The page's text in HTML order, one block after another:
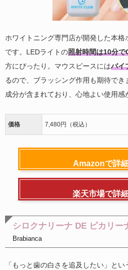
ホワイトニング専門店が開発した本
です。LEDライトの照射時間は10分で
方にぴったり。マウスピースにはバイ
るので、ブラッシング作用も期待で
成分が含まれており、心地よい使用感
価格 7,480円（税込）
Amazonで詳
楽天市場で詳
シロクナリーナ DE ピカリー
Brabianca
「もっと歯の白さを追及したい」と